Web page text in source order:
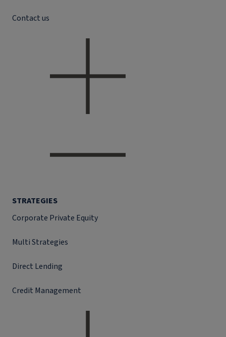
Contact us
STRATEGIES
Corporate Private Equity
Multi Strategies
Direct Lending
Credit Management